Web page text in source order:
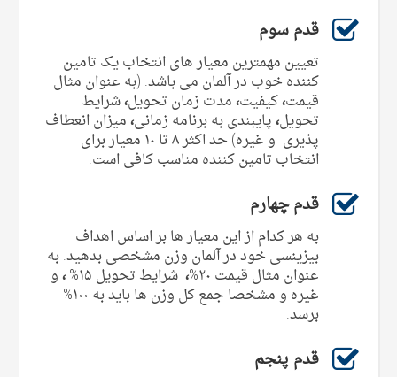
قدم سوم
تعیین مهمترین معیار های انتخاب یک تامین
کننده خوب در آلمان می باشد. (به عنوان مثال
قیمت،کیفیت،مدت زمان تحویل،شرایط
تحویل،پایبندی به برنامه زمانی،میزان انعطاف‌
پذیری و غیره) حد اکثر ۸ تا ۱۰ معیار برای
انتخاب تامین کننده مناسب کافی است.
قدم چهارم
به هر کدام از این معیار ها بر اساس اهداف
بیزینسی خود در آلمان وزن مشخصی بدهید. به
عنوان مثال قیمت ۲۰% ، شرایط تحویل ۱۵% ،و
غیره و مشخصا جمع کل وزن ها باید به ۱۰۰%
برسد.
قدم پنجم